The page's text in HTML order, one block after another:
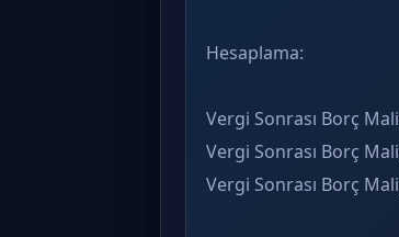
Hesaplama:
Vergi Sonrası Borç
Vergi Sonrası Borç
Vergi Sonrası Borç